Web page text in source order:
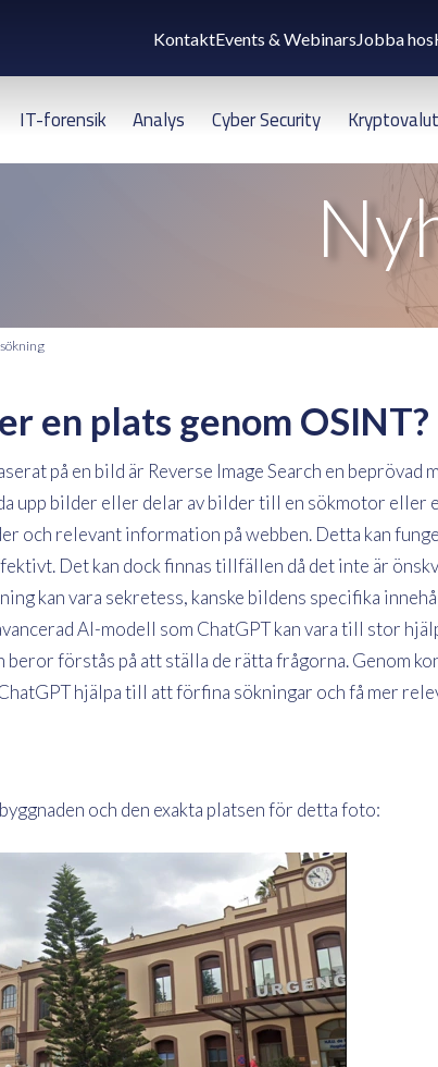
KontaktEvents & Webinars Jobba hos
IT-forensik Analys Cyber Security
en plats genom OSINT?
på en bild är Reverse Image Search en beprövad
upp bilder eller delar av bilder till en sökmotor eller
och relevant information på webben. Detta kan
Det kan dock finnas tillfällen då det inte är
kan vara sekretess, kanske bildens specifika
AI-modell som ChatGPT kan vara till stor
beror förstås på att ställa de rätta frågorna. Genom
hjälpa till att förfina sökningar och få mer
och den exakta platsen för detta foto: